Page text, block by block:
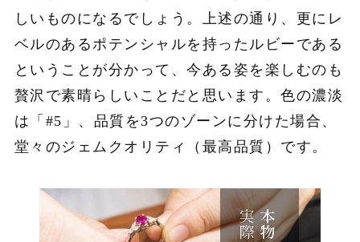
しいものになるでしょう。上述の通り、更にレ
ベルのあるポテンシャルを持ったルビーである
ということが分かって、今ある姿を楽しむのも
贅沢で素晴らしいことだと思います。色の濃淡
は「#5」、品質を3つのゾーンに分けた場合、
堂々のジェムクオリティ（最高品質）です。